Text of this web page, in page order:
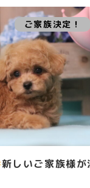
ご家族決定！
新しいご家族様が